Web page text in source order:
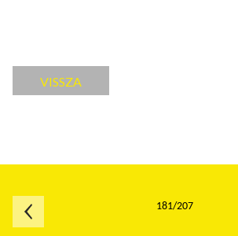
VISSZA
181/207